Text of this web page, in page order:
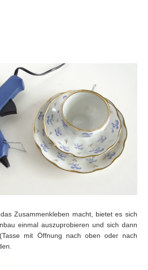
Zusammenkleben macht, bietet es sich
einmal auszuprobieren und sich dann
mit Öffnung nach oben oder nach